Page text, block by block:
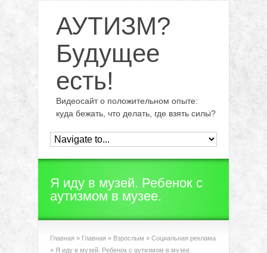
АУТИЗМ?
Будущее
есть!
Видеосайт о положительном опыте:
куда бежать, что делать, где взять силы?
Я иду в музей. Ребенок с
аутизмом в музее.
Главная » Главная » Взрослым » Социальная реклама
» Я иду в музей. Ребенок с аутизмом в музее.